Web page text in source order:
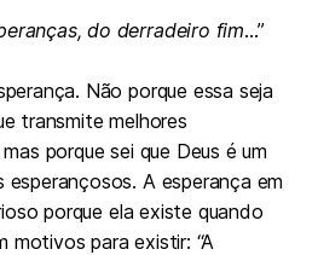
do derradeiro fim…”
Não porque essa seja
transmite melhores
porque sei que Deus é um
esperançosos. A esperança em
porque ela existe quando
motivos para existir: “A